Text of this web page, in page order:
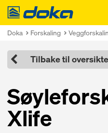
Doka
Doka Forskaling
Tilbake til
Xlife